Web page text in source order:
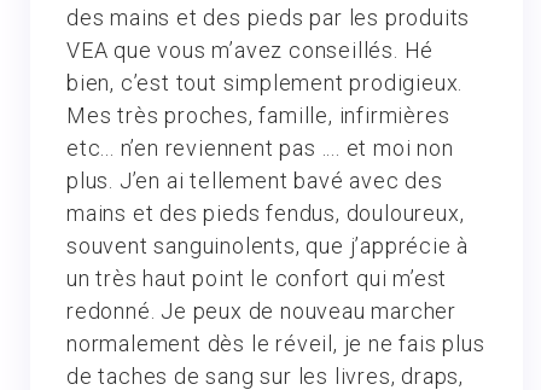
des mains et des pieds par les produits
VEA que vous m’avez conseillés. Hé
bien, c’est tout simplement prodigieux.
Mes très proches, famille, infirmières
etc... n’en reviennent pas .... et moi non
plus. J’en ai tellement bavé avec des
mains et des pieds fendus, douloureux,
souvent sanguinolents, que j’apprécie à
un très haut point le confort qui m’est
redonné. Je peux de nouveau marcher
normalement dès le réveil, je ne fais plus
de taches de sang sur les livres, draps,